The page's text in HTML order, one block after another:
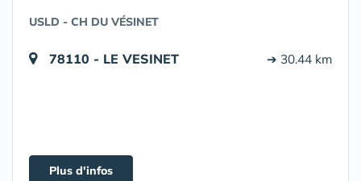
USLD - CH DU VÉSINET
78110 - LE VESINET ➔ 30.44 km
Plus d'infos